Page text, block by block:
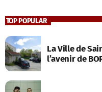
TOP POPULAR
La Ville de
l’avenir de